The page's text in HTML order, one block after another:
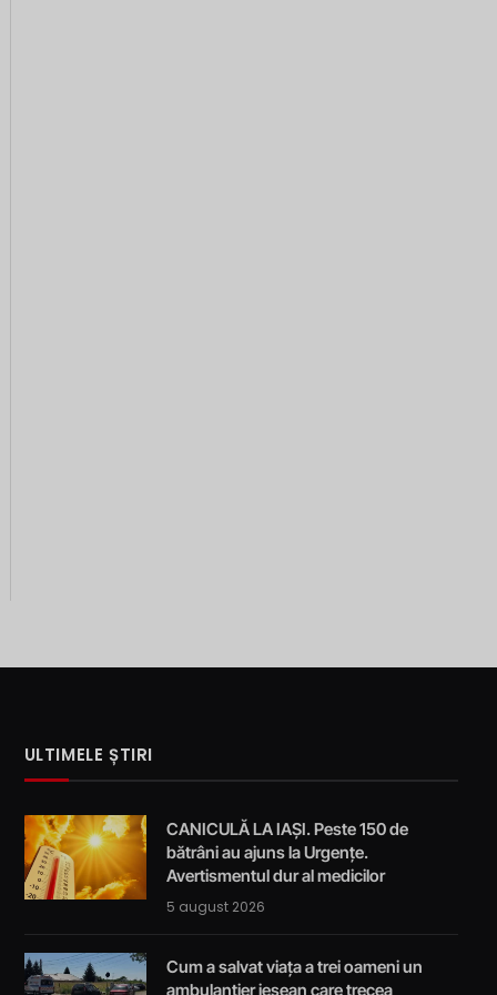
ULTIMELE ȘTIRI
CANICULĂ LA IAȘI. Peste 150 de
bătrâni au ajuns la Urgențe.
Avertismentul dur al medicilor
5 august 2026
Cum a salvat viața a trei oameni un
ambulanțier ieșean care trecea